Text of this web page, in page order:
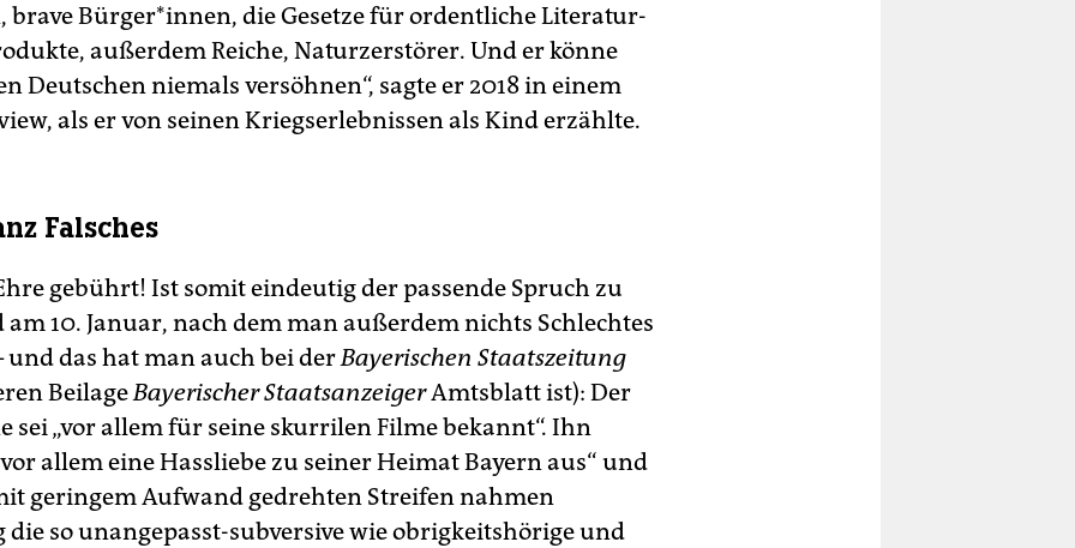
brave Bürger*innen, die Gesetze für ordentliche Literatur-
außerdem Reiche, Naturzerstörer. Und er könne
Deutschen niemals versöhnen“, sagte er 2018 in einem
als er von seinen Kriegserlebnissen als Kind erzählte.
Falsches
gebührt! Ist somit eindeutig der passende Spruch zu
am 10. Januar, nach dem man außerdem nichts Schlechtes
und das hat man auch bei derBayerischen Staatszeitung
BeilageBayerischer StaatsanzeigerAmtsblatt ist): Der
sei „vor allem für seine skurrilen Filme bekannt“. Ihn
allem eine Hassliebe zu seiner Heimat Bayern aus“ und
geringem Aufwand gedrehten Streifen nahmen
die so unangepasst-subversive wie obrigkeitshörige und